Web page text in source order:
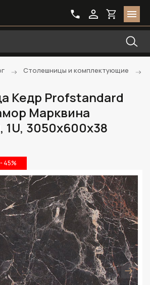
Столешницы и комплектующие
Кедр Profstandard
Марквина
1U, 3050х600х38
- 45%